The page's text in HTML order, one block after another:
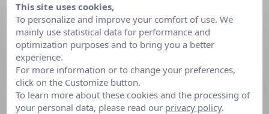
This site uses cookies,
To personalize and improve your comfort of use. We
mainly use statistical data for performance and
optimization purposes and to bring you a better
experience.
For more information or to change your preferences,
click on the Customize button.
To learn more about these cookies and the processing of
your personal data, please read our privacy policy.